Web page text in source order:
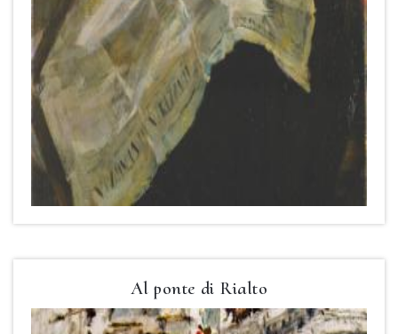
Al ponte di Rialto